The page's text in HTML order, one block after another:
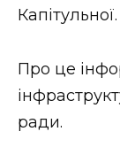
ФОТО
Капітульної.
Про це
ради.